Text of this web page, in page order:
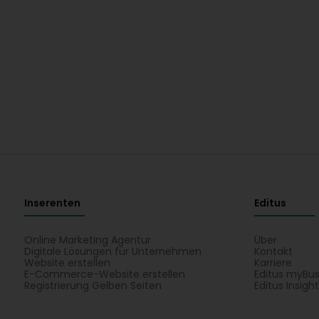
Inserenten
Online Marketing Agentur
Digitale Lösungen für Unternehmen
Website erstellen
E-Commerce-Website erstellen
Registrierung Gelben Seiten
Editus
Über
Kontakt
Karriere
Editus
Editus Insight